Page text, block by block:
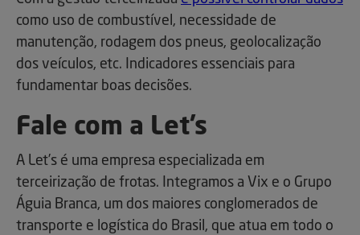
como uso de combustível, necessidade de
manutenção, rodagem dos pneus, geolocalização
dos veículos, etc. Indicadores essenciais para
fundamentar boas decisões.
Fale com a Let’s
A Let’s é uma empresa especializada em
terceirização de frotas. Integramos a Vix e o Grupo
Águia Branca, um dos maiores conglomerados de
transporte e logística do Brasil, que atua em todo o